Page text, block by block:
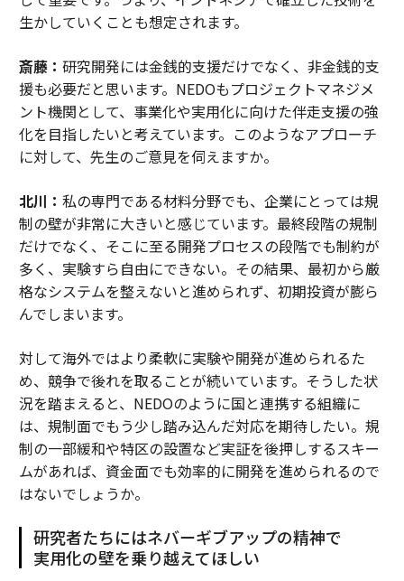
生かしていくことも想定されます。
斎藤： 研究開発には金銭的支援だけでなく、非金銭的支
援も必要だと思います。NEDOもプロジェクトマネジメ
ント機関として、事業化や実用化に向けた伴走支援の強
化を目指したいと考えています。このようなアプローチ
に対して、先生のご意見を伺えますか。
北川： 私の専門である材料分野でも、企業にとっては規
制の壁が非常に大きいと感じています。最終段階の規制
だけでなく、そこに至る開発プロセスの段階でも制約が
多く、実験すら自由にできない。その結果、最初から厳
格なシステムを整えないと進められず、初期投資が膨ら
んでしまいます。
対して海外ではより柔軟に実験や開発が進められるた
め、競争で後れを取ることが続いています。そうした状
況を踏まえると、NEDOのように国と連携する組織に
は、規制面でもう少し踏み込んだ対応を期待したい。規
制の一部緩和や特区の設置など実証を後押しするスキー
ムがあれば、資金面でも効率的に開発を進められるので
はないでしょうか。
研究者たちにはネバーギブアップの精神で
実用化の壁を乗り越えてほしい